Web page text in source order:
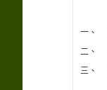
一、
二、
三、